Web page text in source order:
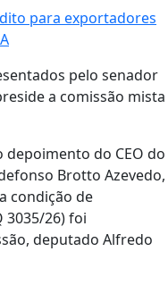
para exportadores
pelo senador
a comissão mista
do CEO do
Brotto Azevedo,
condição de
3035/26) foi
deputado Alfredo